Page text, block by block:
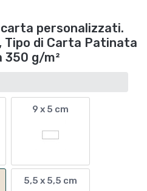
personalizzati.
Tipo di Carta Patinata
350 g/m²
9 x 5 cm
5,5 x 5,5 cm